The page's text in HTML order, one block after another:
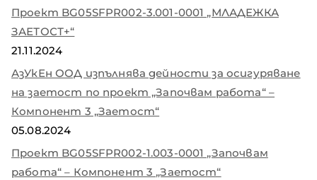
Проект BG05SFPR002-3.001-0001 „МЛАДЕЖКА
ЗАЕТОСТ+“
21.11.2024
АзУкЕн ООД изпълнява дейности за осигуряване
на заетост по проект „Започвам работа“ –
Компонент 3 „Заетост“
05.08.2024
Проект BG05SFPR002-1.003-0001 „Започвам
работа“ – Компонент 3 „Заетост“